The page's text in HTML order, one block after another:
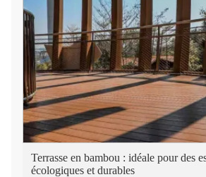
Terrasse en bambou : idéale pour des
écologiques et durables